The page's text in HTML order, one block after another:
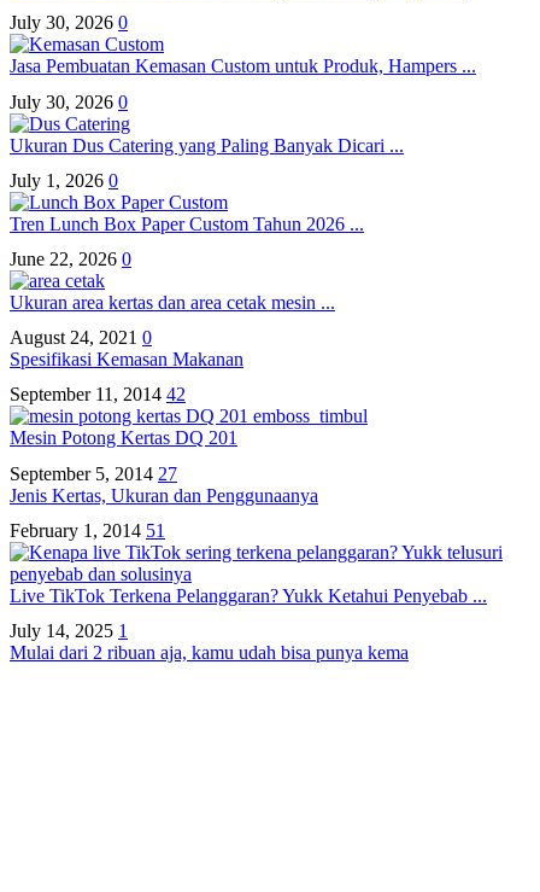
July 30, 2026 0
Jasa Pembuatan Kemasan Custom untuk Produk, Hampers ...
July 30, 2026 0
Ukuran Dus Catering yang Paling Banyak Dicari ...
July 1, 2026 0
Tren Lunch Box Paper Custom Tahun 2026 ...
June 22, 2026 0
Ukuran area kertas dan area cetak mesin ...
August 24, 2021 0
Spesifikasi Kemasan Makanan
September 11, 2014 42
Mesin Potong Kertas DQ 201
September 5, 2014 27
Jenis Kertas, Ukuran dan Penggunaanya
February 1, 2014 51
Live TikTok Terkena Pelanggaran? Yukk Ketahui Penyebab ...
July 14, 2025 1
Mulai dari 2 ribuan aja, kamu udah bisa punya kema